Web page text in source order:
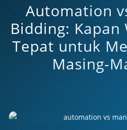
Automation
Bidding: Kapan
Tepat untuk
Masing-